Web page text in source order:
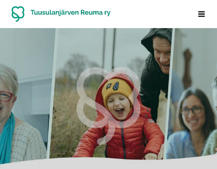
Siirry
sivun
Tuusulanjärven Reuma ry